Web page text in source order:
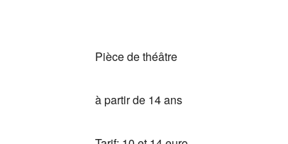
Pièce de théâtre
à partir de 14 ans